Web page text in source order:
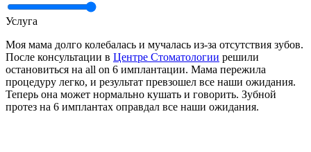
Услуга
Моя мама долго колебалась и мучалась из-за отсутствия зубов.
После консультации в Центре Стоматологии решили
остановиться на all on 6 имплантации. Мама пережила
процедуру легко, и результат превзошел все наши ожидания.
Теперь она может нормально кушать и говорить. Зубной
протез на 6 имплантах оправдал все наши ожидания.